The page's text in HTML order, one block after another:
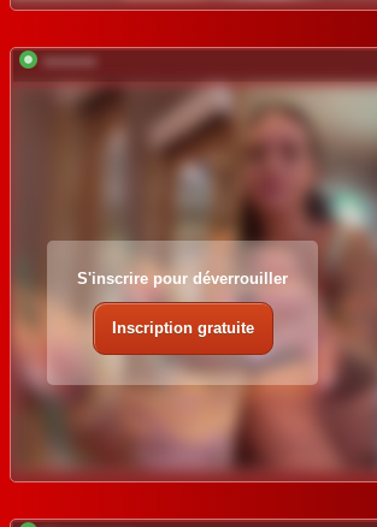
S'inscrire pour déverrouiller
Inscription gratuite